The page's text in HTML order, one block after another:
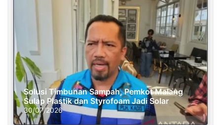
Solusi Timbunan Sampah, Pemkot Malang
Sulap Plastik dan Styrofoam Jadi Solar
30/07/2026